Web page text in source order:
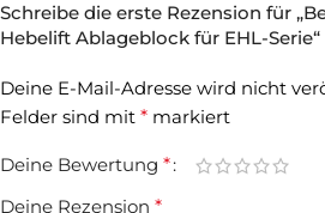
Schreibe die erste Rezension für
Hebelift Ablageblock für EHL-Serie“
Deine E-Mail-Adresse wird nicht
Felder sind mit * markiert
Deine Bewertung *
Deine Rezension *